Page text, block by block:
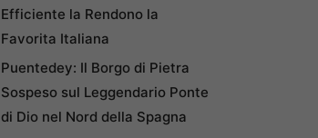
Efficiente la Rendono la
Favorita Italiana
Puentedey: Il Borgo di Pietra
Sospeso sul Leggendario Ponte
di Dio nel Nord della Spagna